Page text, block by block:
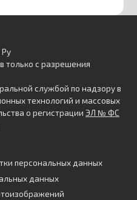
только с разрешения
службой по надзору в
технологий и массовых
о регистрации ЭЛ № ФС
персональных данных
данных